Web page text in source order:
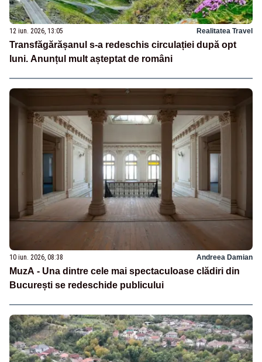
12 iun. 2026, 13:05 Realitatea Travel
Transfăgărășanul s-a redeschis circulației după opt
luni. Anunțul mult așteptat de români
10 iun. 2026, 08:38 Andreea Damian
MuzA - Una dintre cele mai spectaculoase clădiri din
București se redeschide publicului